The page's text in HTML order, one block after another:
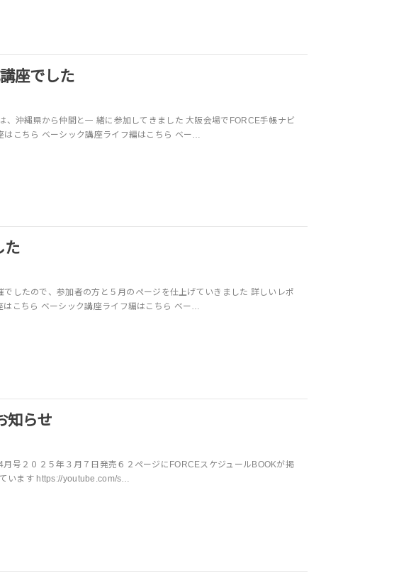
座でした
、沖縄県から仲間と一 緒に参加してきました 大阪会場でFORCE手帳ナビ
こちら ベーシック講座ライフ編はこちら ベー…
た
したので、参加者の方と５月のページを仕上げていきました 詳しいレポ
こちら ベーシック講座ライフ編はこちら ベー…
知らせ
号２０２５年３月７日発売６２ページにFORCEスケジュールBOOKが掲
います https://youtube.com/s…